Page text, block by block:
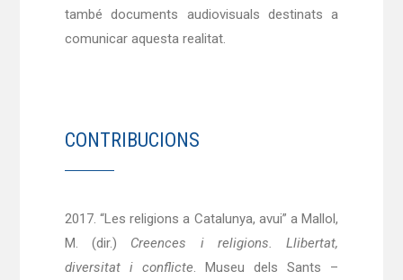
també documents audiovisuals destinats a
comunicar aquesta realitat.
CONTRIBUCIONS
2017. “Les religions a Catalunya, avui” a Mallol,
M. (dir.) Creences i religions. Llibertat,
diversitat i conflicte. Museu dels Sants –